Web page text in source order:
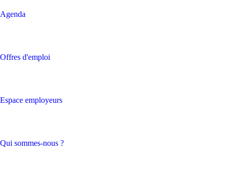
Agenda
Offres d'emploi
Espace employeurs
Qui sommes-nous ?